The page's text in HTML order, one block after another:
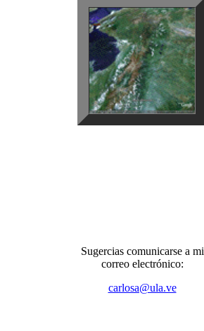
Sugercias comunicarse a mi
correo electrónico:
carlosa@ula.ve